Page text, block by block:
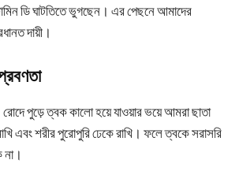
ডি ঘাটতিতে ভুগছেন। এর পেছনে আমাদের
দায়ী।
পুড়ে ত্বক কালো হয়ে যাওয়ার ভয়ে আমরা ছাতা
এবং শরীর পুরোপুরি ঢেকে রাখি। ফলে ত্বকে সরাসরি
না।